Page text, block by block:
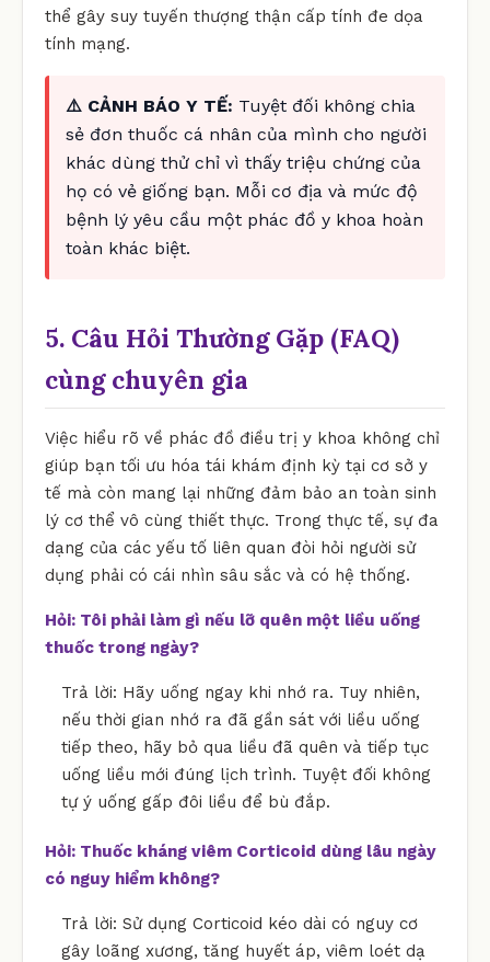
thể gây suy tuyến thượng thận cấp tính đe dọa
tính mạng.
⚠️ CẢNH BÁO Y TẾ: Tuyệt đối không chia
sẻ đơn thuốc cá nhân của mình cho người
khác dùng thử chỉ vì thấy triệu chứng của
họ có vẻ giống bạn. Mỗi cơ địa và mức độ
bệnh lý yêu cầu một phác đồ y khoa hoàn
toàn khác biệt.
5. Câu Hỏi Thường Gặp (FAQ)
cùng chuyên gia
Việc hiểu rõ về phác đồ điều trị y khoa không chỉ
giúp bạn tối ưu hóa tái khám định kỳ tại cơ sở y
tế mà còn mang lại những đảm bảo an toàn sinh
lý cơ thể vô cùng thiết thực. Trong thực tế, sự đa
dạng của các yếu tố liên quan đòi hỏi người sử
dụng phải có cái nhìn sâu sắc và có hệ thống.
Hỏi: Tôi phải làm gì nếu lỡ quên một liều uống
thuốc trong ngày?
Trả lời: Hãy uống ngay khi nhớ ra. Tuy nhiên,
nếu thời gian nhớ ra đã gần sát với liều uống
tiếp theo, hãy bỏ qua liều đã quên và tiếp tục
uống liều mới đúng lịch trình. Tuyệt đối không
tự ý uống gấp đôi liều để bù đắp.
Hỏi: Thuốc kháng viêm Corticoid dùng lâu ngày
có nguy hiểm không?
Trả lời: Sử dụng Corticoid kéo dài có nguy cơ
gây loãng xương, tăng huyết áp, viêm loét dạ